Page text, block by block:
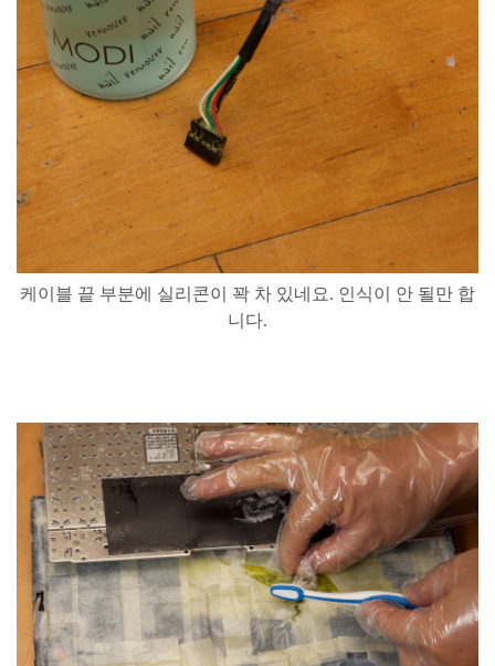
케이블 끝 부분에 실리콘이 꽉 차 있네요. 인식이 안 될만 합
니다.